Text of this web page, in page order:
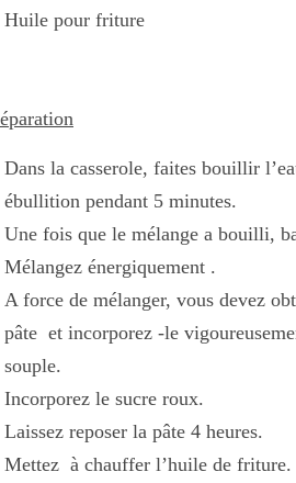
Huile pour friture
Dans la casserole, faites bouillir
ébullition pendant 5 minutes.
Une fois que le mélange a bouilli,
Mélangez énergiquement .
A force de mélanger, vous devez
pâte et incorporez -le
souple.
Incorporez le sucre roux.
Laissez reposer la pâte 4 heures.
Mettez à chauffer l’huile de friture.